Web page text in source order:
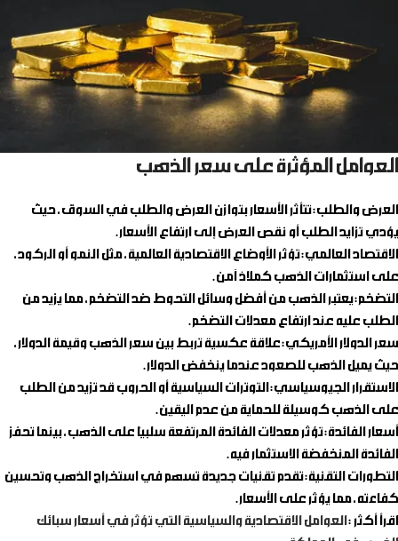
العوامل المؤثرة على سعر الذهب
العرض والطلب: تتأثر الأسعار بتوازن العرض والطلب في السوق، حيث
يؤدي تزايد الطلب أو نقص العرض إلى ارتفاع الأسعار.
الاقتصاد العالمي: تؤثر الأوضاع الاقتصادية العالمية، مثل النمو أو الركود،
على استثمارات الذهب كملاذ آمن.
التضخم: يعتبر الذهب من أفضل وسائل التحوط ضد التضخم، مما يزيد من
الطلب عليه عند ارتفاع معدلات التضخم.
سعر الدولار الأمريكي: علاقة عكسية تربط بين سعر الذهب وقيمة الدولار،
حيث يميل الذهب للصعود عندما ينخفض الدولار.
الاستقرار الجيوسياسي: التوترات السياسية أو الحروب قد تزيد من الطلب
على الذهب كوسيلة للحماية من عدم اليقين.
أسعار الفائدة: تؤثر معدلات الفائدة المرتفعة سلبيًا على الذهب، بينما تحفز
الفائدة المنخفضة الاستثمار فيه.
التطورات التقنية: تقدم تقنيات جديدة تسهم في استخراج الذهب وتحسين
كفاءته، مما يؤثر على الأسعار.
اقرأ أكثر : العوامل الاقتصادية والسياسية التي تؤثر في أسعار سبائك